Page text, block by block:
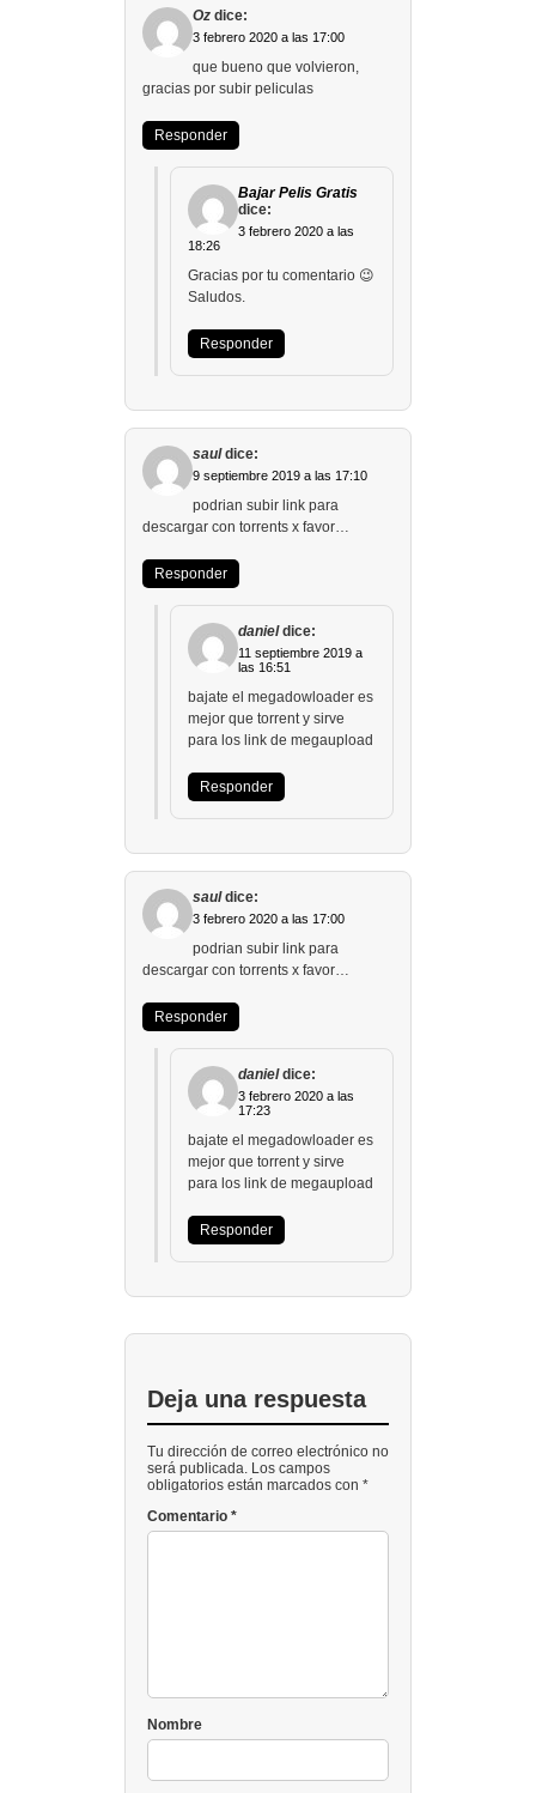
Oz dice:
3 febrero 2020 a las 17:00
que bueno que volvieron,
gracias por subir peliculas
Responder
Bajar Pelis Gratis
dice:
3 febrero 2020 a las
18:26
Gracias por tu comentario 😉
Saludos.
Responder
saul dice:
9 septiembre 2019 a las 17:10
podrian subir link para
descargar con torrents x favor…
Responder
daniel dice:
11 septiembre 2019 a
las 16:51
bajate el megadowloader es
mejor que torrent y sirve
para los link de megaupload
Responder
saul dice:
3 febrero 2020 a las 17:00
podrian subir link para
descargar con torrents x favor…
Responder
daniel dice:
3 febrero 2020 a las
17:23
bajate el megadowloader es
mejor que torrent y sirve
para los link de megaupload
Responder
Deja una respuesta
Tu dirección de correo electrónico no
será publicada. Los campos
obligatorios están marcados con *
Comentario *
Nombre